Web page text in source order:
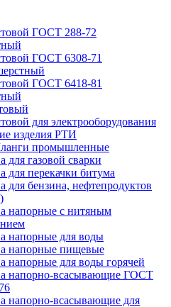
ГОСТ 288-72
ГОСТ 6308-71
ГОСТ 6418-81
для электрооборудования
изделия РТИ
промышленные
для газовой сварки
для перекачки битума
для бензина, нефтепродуктов
напорные с нитяным
напорные для воды
напорные пищевые
напорные для воды горячей
напорно-всасывающие ГОСТ
напорно-всасывающие для